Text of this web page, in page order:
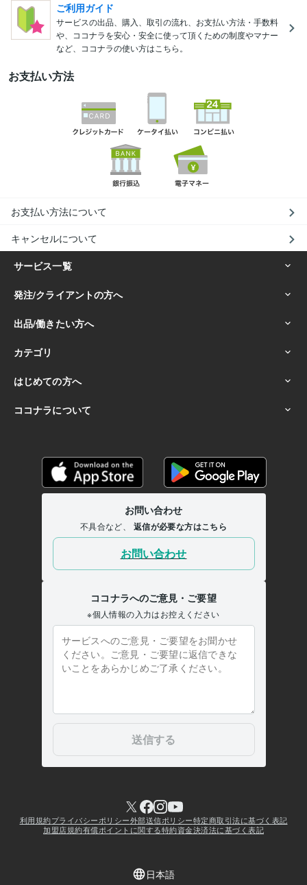
ご利用ガイド
サービスの出品、購入、取引の流れ、お支払い方法・手数料
や、ココナラを安心・安全に使って頂くための制度やマナー
など、ココナラの使い方はこちら。
お支払い方法
お支払い方法について
キャンセルについて